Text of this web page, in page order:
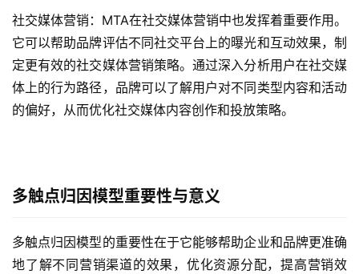
社交媒体营销：MTA在社交媒体营销中也发挥着重要作用。
它可以帮助品牌评估不同社交平台上的曝光和互动效果，制
定更有效的社交媒体营销策略。通过深入分析用户在社交媒
体上的行为路径，品牌可以了解用户对不同类型内容和活动
的偏好，从而优化社交媒体内容创作和投放策略。
多触点归因模型重要性与意义
多触点归因模型的重要性在于它能够帮助企业和品牌更准确
地了解不同营销渠道的效果，优化资源分配，提高营销效